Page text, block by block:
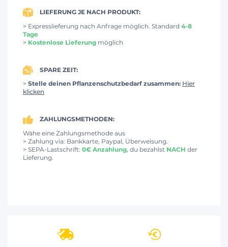
LIEFERUNG JE NACH PRODUKT:
> Expresslieferung nach Anfrage möglich. Standard 4-8
Tage
> Kostenlose Lieferung möglich
SPARE ZEIT:
> Stelle deinen Pflanzenschutzbedarf zusammen: Hier
klicken
ZAHLUNGSMETHODEN:
Wähe eine Zahlungsmethode aus
> Zahlung via: Bankkarte, Paypal, Überweisung.
> SEPA-Lastschrift: 0€ Anzahlung , du bezahlst NACH der
Lieferung.